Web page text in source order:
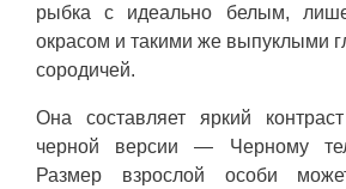
рыбка с идеально белым,
окрасом и такими же выпуклыми
сородичей.
Она составляет яркий
черной версии — Черному
Размер взрослой особи